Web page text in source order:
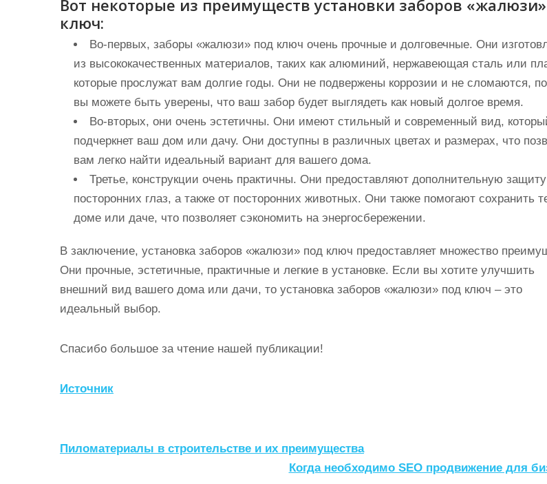
Вот некоторые из преимуществ установки заборов
ключ:
Во-первых, заборы «жалюзи» под ключ очень прочные и долговечные. Они
из высококачественных материалов, таких как алюминий, нержавеющая сталь или
которые прослужат вам долгие годы. Они не подвержены коррозии и не сломаются,
вы можете быть уверены, что ваш забор будет выглядеть как новый долгое время.
Во-вторых, они очень эстетичны. Они имеют стильный и современный вид,
подчеркнет ваш дом или дачу. Они доступны в различных цветах и размерах, что
вам легко найти идеальный вариант для вашего дома.
Третье, конструкции очень практичны. Они предоставляют дополнительную
посторонних глаз, а также от посторонних животных. Они также помогают сохранить
доме или даче, что позволяет сэкономить на энергосбережении.
В заключение, установка заборов «жалюзи» под ключ предоставляет множество
Они прочные, эстетичные, практичные и легкие в установке. Если вы хотите улучшить
внешний вид вашего дома или дачи, то установка заборов «жалюзи» под ключ – это
идеальный выбор.
Спасибо большое за чтение нашей публикации!
Источник
Н
Пиломатериалы в строительстве и их преимущества
Когда необходимо SEO продвижение для